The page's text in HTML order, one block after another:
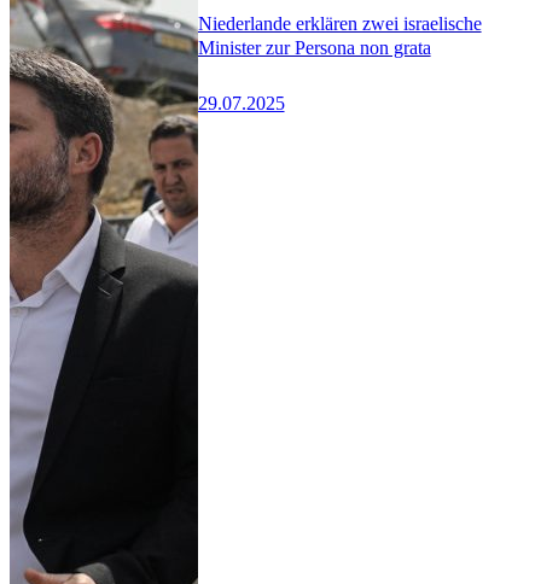
Niederlande erklären zwei israelische
Minister zur Persona non grata
29.07.2025